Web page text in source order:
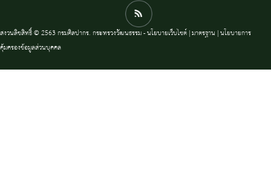
สงวนลิขสิทธิ์ © 2563 กรมศิลปากร. กระทรวงวัฒนธรรม -นโยบายเว็บไซต์|มาตรฐาน |นโยบายการ
คุ้มครองข้อมูลส่วนบุคคล